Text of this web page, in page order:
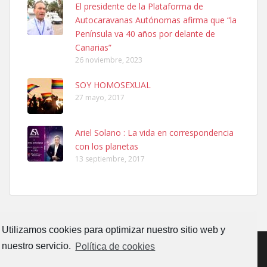
Utilizamos cookies para optimizar nuestro sitio web y
nuestro servicio. Política de cookies
PERRO MACHO RAZA SHIBA CON MICROCHIP PERDIDO HOY
06/07/2025 ZONA MESA Y LOPEZ. ES MUY ASUSTADIZO
Leales.org » Gran Canaria
6.7.2025
Ninfa perdida
El día 5 se los perdió una ninfa papillera, asustada tiene miedo a la
calle, se perdió por la zon...
El presidente de la Plataforma de
Autocaravanas Autónomas afirma que “la
Península va 40 años por delante de
Canarias”
26 noviembre, 2023
SOY HOMOSEXUAL
27 mayo, 2017
Ariel Solano : La vida en correspondencia
con los planetas
13 septiembre, 2017